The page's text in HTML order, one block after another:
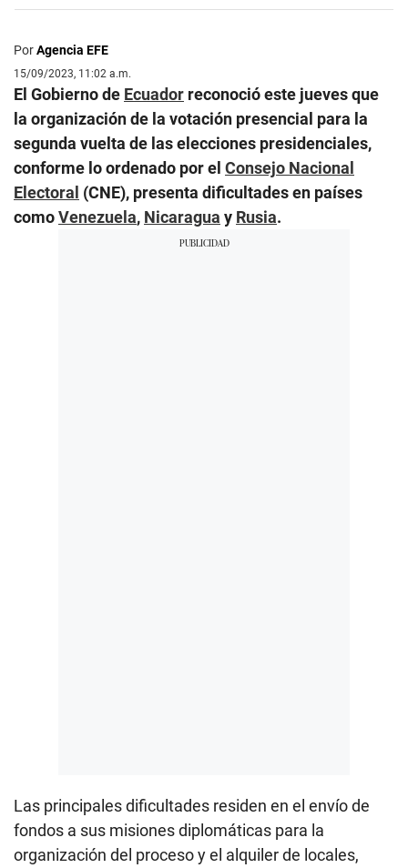
PorAgencia EFE
15/09/2023, 11:02 a.m.
El Gobierno de Ecuador reconoció este jueves que
la organización de la votación presencial para la
segunda vuelta de las elecciones presidenciales,
conforme lo ordenado por el Consejo Nacional
Electoral (CNE), presenta dificultades en países
comoVenezuela, Nicaragua y Rusia.
Las principales dificultades residen en el envío de
fondos a sus misiones diplomáticas para la
organización del proceso y el alquiler de locales,